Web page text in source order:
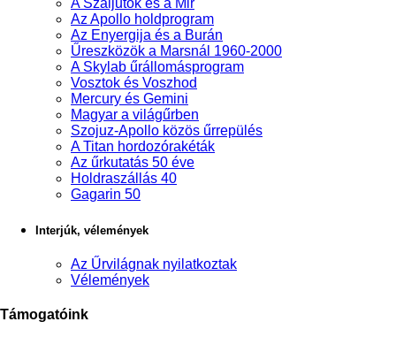
Az Apollo holdprogram
Az Enyergija és a Burán
Űreszközök a Marsnál 1960-2000
A Skylab űrállomásprogram
Vosztok és Voszhod
Mercury és Gemini
Magyar a világűrben
Szojuz-Apollo közös űrrepülés
A Titan hordozórakéták
Az űrkutatás 50 éve
Holdraszállás 40
Gagarin 50
Interjúk, vélemények
Az Űrvilágnak nyilatkoztak
Vélemények
Támogatóink